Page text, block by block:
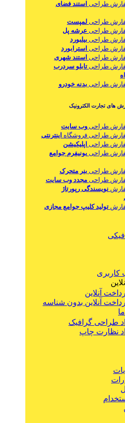
طراحی استند فضای
طراحی لمپست
طراحی عرشه پل
طراحی بیلبورد
طراحی استرابورد
طراحی استند شهری
طراحی تابلو سردرب
طراحی بدنه خودرو
های تجارت الکترونیک
طراحی وب سایت
طراحی فروشگاه اینترنتی
طراحی اپلیکیشن
طراحی یونیفرم جوامع
طراحی بنر متحرک
طراحی مجدد وب سایت
نویسندگی رپورتاژ
تولید کلیپ جوامع مجازی
کاربری
آنلاین
آنلاین بدون شناسه
طراحی گرافیک
نظارت چاپ